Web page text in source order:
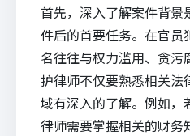
首先，深入了解案件背景
件后的首要任务。在官员
名往往与权力滥用、贪
护律师不仅要熟悉相关法
域有深入的了解。例如，
律师需要掌握相关的财务